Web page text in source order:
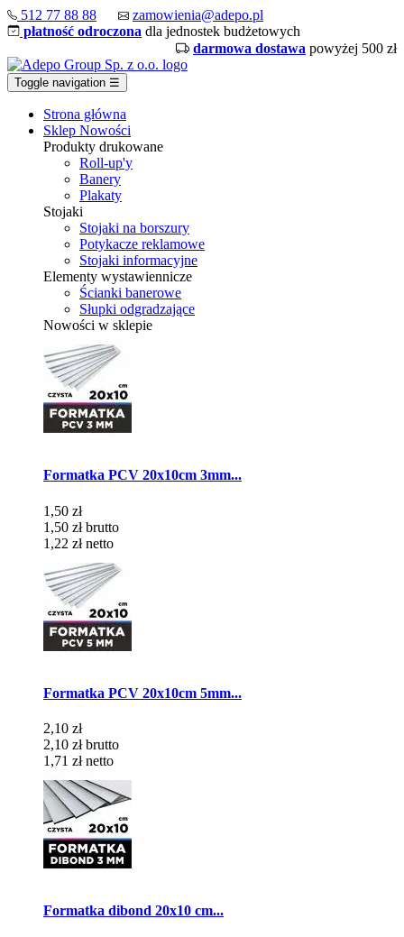
512 77 88 88
zamowienia@adepo.pl
płatność odroczona dla jednostek budżetowych
darmowa dostawa powyżej 500 zł
Toggle navigation ☰
Strona główna
Sklep Nowości
Produkty drukowane
Roll-up'y
Banery
Plakaty
Stojaki
Stojaki na borszury
Potykacze reklamowe
Stojaki informacyjne
Elementy wystawiennicze
Ścianki banerowe
Słupki odgradzające
Nowości w sklepie
Formatka PCV 20x10cm 3mm...
1,50 zł
1,50 zł brutto
1,22 zł netto
Formatka PCV 20x10cm 5mm...
2,10 zł
2,10 zł brutto
1,71 zł netto
Formatka dibond 20x10 cm...